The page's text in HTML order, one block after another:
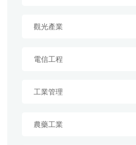
觀光產業
電信工程
工業管理
農藥工業